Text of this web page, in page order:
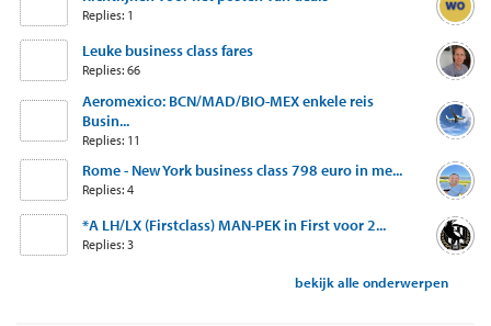
Replies: 1
Leuke business class fares
Replies: 66
Aeromexico: BCN/MAD/BIO-MEX enkele reis
Busin...
Replies: 11
Rome - New York business class 798 euro in me...
Replies: 4
*A LH/LX (Firstclass) MAN-PEK in First voor 2...
Replies: 3
bekijk alle onderwerpen